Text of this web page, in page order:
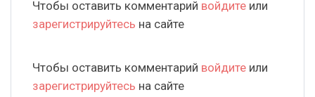
Чтобы оставить комментарий войдите или
зарегистрируйтесь на сайте
Чтобы оставить комментарий войдите или
зарегистрируйтесь на сайте